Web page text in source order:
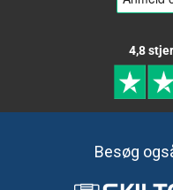
4,8
Besøg